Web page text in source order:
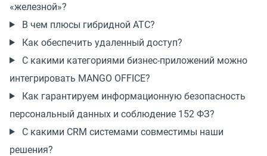
«железной»?
В чем плюсы гибридной АТС?
Как обеспечить удаленный доступ?
С какими категориями бизнес-приложений можно
интегрировать MANGO OFFICE?
Как гарантируем информационную безопасность
персональный данных и соблюдение 152 ФЗ?
С какими CRM системами совместимы наши
решения?